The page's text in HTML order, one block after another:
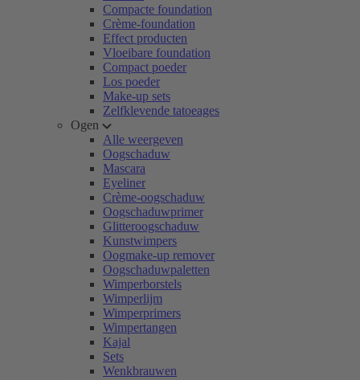
Compacte foundation
Crème-foundation
Effect producten
Vloeibare foundation
Compact poeder
Los poeder
Make-up sets
Zelfklevende tatoeages
Ogen
Alle weergeven
Oogschaduw
Mascara
Eyeliner
Crème-oogschaduw
Oogschaduwprimer
Glitteroogschaduw
Kunstwimpers
Oogmake-up remover
Oogschaduwpaletten
Wimperborstels
Wimperlijm
Wimperprimers
Wimpertangen
Kajal
Sets
Wenkbrauwen